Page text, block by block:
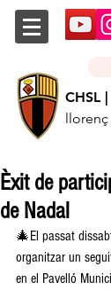
CHSL |
llorenç
Èxit de
de Nadal
🎄El passat
organitzar un
en el Pavelló